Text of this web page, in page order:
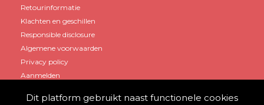
Retourinformatie
Klachten en geschillen
Responsible disclosure
Algemene voorwaarden
Privacy policy
Aanmelden
Dit platform gebruikt naast functionele cookies